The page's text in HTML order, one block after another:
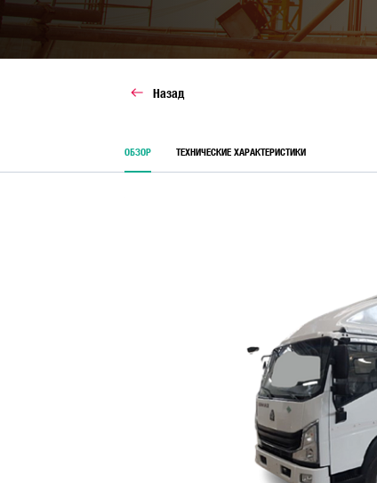
АКЦИИ
Назад
ОБЗОР ТЕХНИЧЕСКИЕ ХАРАКТЕРИСТИКИ